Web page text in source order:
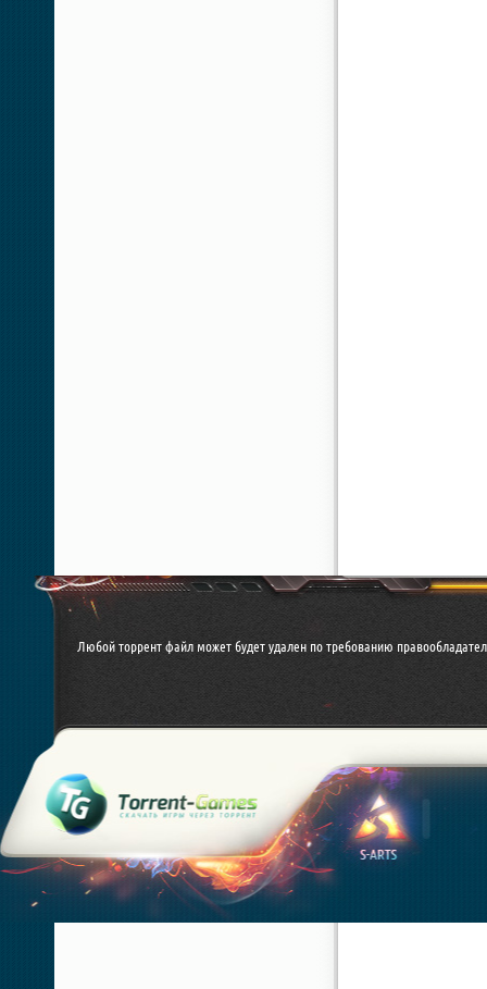
Любой торрент файл может будет удален по требованию